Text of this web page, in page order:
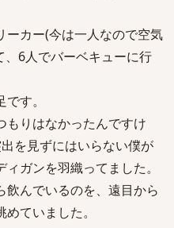
ーカー(今は一人なので空気
、6人でバーベキューに行
す。
もりはなかったんですけ
を見ずにはいらない僕が
ガンを羽織ってました。
飲んでいるのを、遠目から
ていました。